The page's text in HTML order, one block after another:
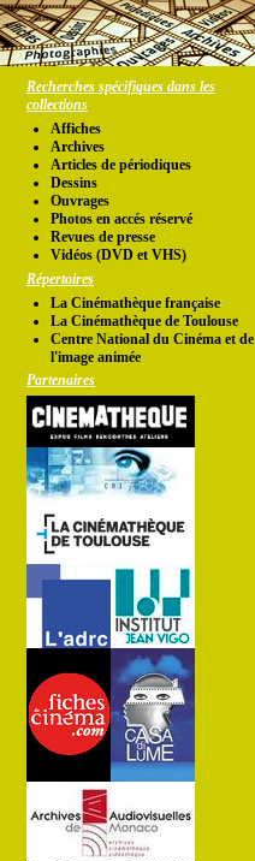
Recherches spécifiques dans les
collections
Affiches
Archives
Articles de périodiques
Dessins
Ouvrages
Photos en accés réservé
Revues de presse
Vidéos (DVD et VHS)
Répertoires
La Cinémathèque française
La Cinémathèque de Toulouse
Centre National du Cinéma et de
l'image animée
Partenaires